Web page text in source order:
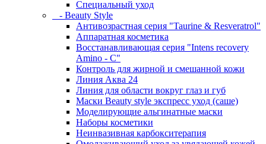
Специальный уход
- Beauty Style
Антивозрастная серия "Taurine & Resveratrol"
Аппаратная косметика
Восстанавливающая серия "Intens recovery
Amino - C"
Контроль для жирной и смешанной кожи
Линия Аква 24
Линия для области вокруг глаз и губ
Маски Beauty style экспресс уход (саше)
Моделирующие альгинатные маски
Наборы косметики
Неинвазивная карбокситерапия